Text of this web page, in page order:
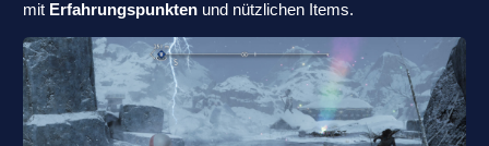
mit Erfahrungspunkten und nützlichen Items.